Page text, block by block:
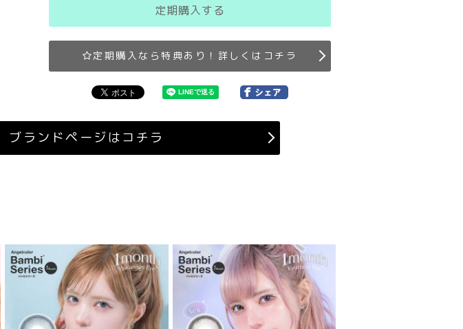
定期購入する
定期購入なら特典あり！詳しくはコチラ
ブランドページはコチラ